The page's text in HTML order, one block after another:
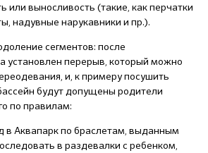
или выносливость (такие, как перчатки
надувные нарукавники и пр.).
сегментов: после
установлен перерыв, который можно
и, к примеру посушить
будут допущены родители
по правилам:
в Аквапарк по браслетам, выданным
в раздевалки с ребенком,